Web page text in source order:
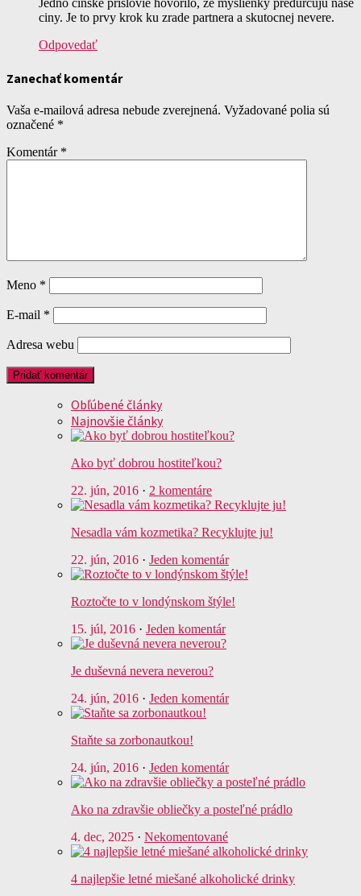
Jedno cinske prislovie hovorilo, ze myslienky predurcuju nase
ciny. Je to prvy krok ku zrade partnera a skutocnej nevere.
Odpovedať
Zanechať komentár
Vaša e-mailová adresa nebude zverejnená. Vyžadované polia sú
označené *
Komentár *
Meno *
E-mail *
Adresa webu
Obľúbené články
Najnovšie články
Ako byť dobrou hostiteľkou?
22. jún, 2016 · 2 komentáre
Nesadla vám kozmetika? Recyklujte ju!
22. jún, 2016 · Jeden komentár
Roztočte to v londýnskom štýle!
15. júl, 2016 · Jeden komentár
Je duševná nevera neverou?
24. jún, 2016 · Jeden komentár
Staňte sa zorbonautkou!
24. jún, 2016 · Jeden komentár
Ako na zdravšie obliečky a posteľné prádlo
4. dec, 2025 · Nekomentované
4 najlepšie letné miešané alkoholické drinky